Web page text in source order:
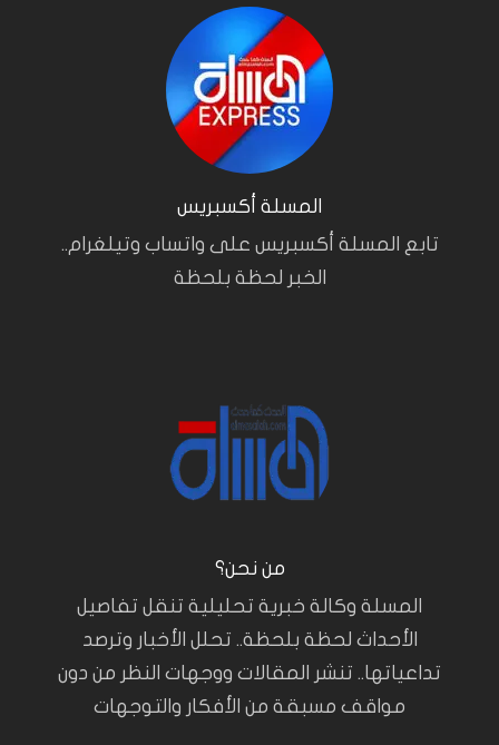
المسلة أكسبريس
تابع المسلة أكسبريس على واتساب وتيلغرام..
الخبر لحظة بلحظة
من نحن؟
المسلة وكالة خبرية تحليلية تنقل تفاصيل
الأحداث لحظة بلحظة.. تحلل الأخبار وترصد
تداعياتها.. تنشر المقالات ووجهات النظر من دون
مواقف مسبقة من الأفكار والتوجهات